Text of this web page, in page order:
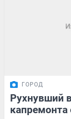
ГОРОД
Рухнувший
капремонта